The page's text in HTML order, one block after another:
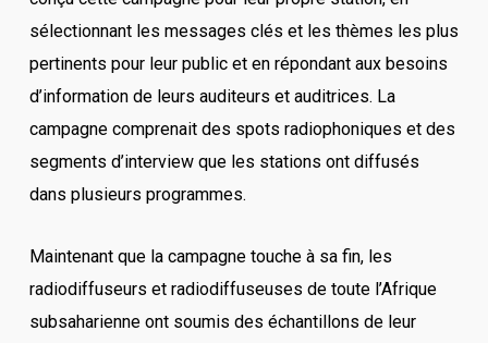
sélectionnant les messages clés et les thèmes les plus
pertinents pour leur public et en répondant aux besoins
d’information de leurs auditeurs et auditrices. La
campagne comprenait des spots radiophoniques et des
segments d’interview que les stations ont diffusés
dans plusieurs programmes.
Maintenant que la campagne touche à sa fin, les
radiodiffuseurs et radiodiffuseuses de toute l’Afrique
subsaharienne ont soumis des échantillons de leur